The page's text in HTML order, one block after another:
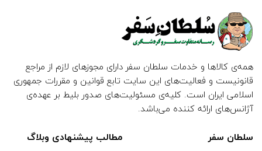
همه‌ی کالاها و خدمات سلطان سفر دارای مجوزهای لازم از مراجع
قانونیست و فعالیت‌های این سایت تابع قوانین و مقررات جمهوری
اسلامی ایران است. کلیه‌ی مسئولیت‌های صدور بلیط بر عهده‌ی
آژانس‌های ارائه کننده می‌باشد.
سلطان سفر مطالب پیشنهادی وبلاگ